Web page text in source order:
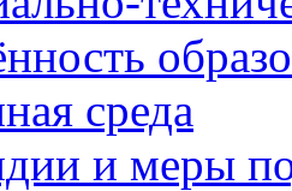
среда
и меры